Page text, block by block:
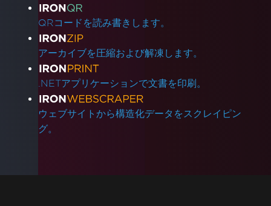
QRコードを読み書きします。
アーカイブを圧縮および解凍します。
.NETアプリケーションで文書を印刷。
ウェブサイトから構造化データをスクレイピン
グ。